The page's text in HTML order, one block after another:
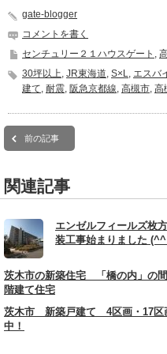
gate-blogger
コメントを書く
センチュリー２１ハウスゲート ,
30坪以上, JR東海道, S×L, エスバ
建て, 耐震, 阪急京都線, 高槻市, 高
前の記事
関連記事
エンゼルフィールズ枚
装工事始まりました
茨木市の新築住宅 「橋の内」の
階建て住宅
茨木市 新築戸建て 4区画・17
中！